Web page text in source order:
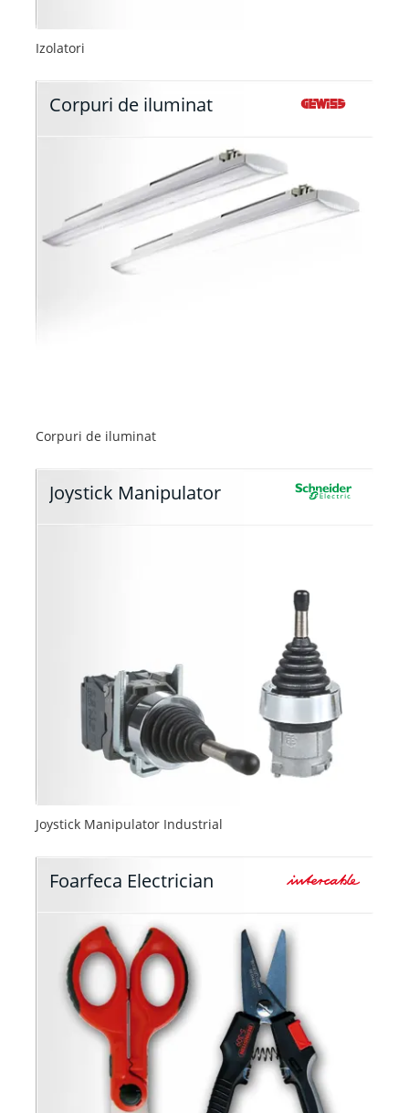
Izolatori
Corpuri de iluminat
Corpuri de iluminat
Joystick Manipulator
Joystick Manipulator Industrial
Foarfeca Electrician